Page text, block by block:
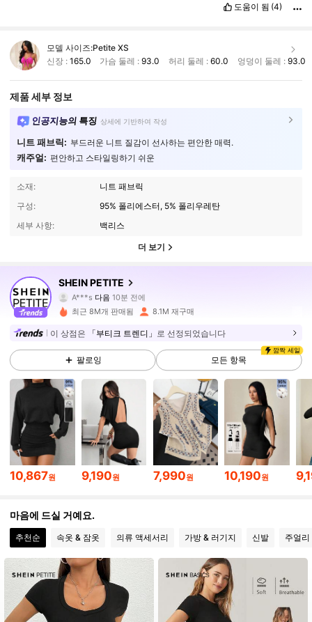
도움이 됨 (4)
모델 사이즈:Petite XS
신장 : 165.0 가슴 둘레 :93.0 허리 둘레 : 60.0 엉덩이 둘레 : 93.0
제품 세부 정보
인공지능의 특징 상세에 기반하여 작성
니트 패브릭: 부드러운 니트 질감이 선사하는 편안한 매력.
캐주얼: 편안하고 스타일링하기 쉬운
소재:
니트 패브릭
구성:
95% 폴리에스터, 5% 폴리우레탄
세부 사항:
백리스
더 보기
SHEIN PETITE
A***s 다음 10분 전에
4.91 2.3M 팔로워
2.3M 팔로워
2.3M 팔로워
4.91 2.3M 팔로워
최근 8M개 판매됨 8.1M 재구매
이 상점은 「부티크 트렌디」 로 선정되었습니다
팔로잉
깜짝 세일
모든 항목
10,867원 9,190원 7,990원 10,190원
마음에 드실 거예요.
추천순 속옷 & 잠옷 의류 액세서리 가방 & 러기지 신발 주얼